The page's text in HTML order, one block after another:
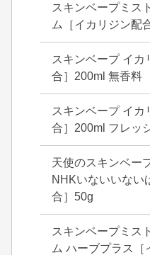
スキンベープミス
ム［イカリジン配
スキンベープ イ
合］200ml 無香料
スキンベープ イ
合］200ml フレッ
天使のスキンベー
NHKいないいない
合］50g
スキンベープミス
ム ハーブプラス［